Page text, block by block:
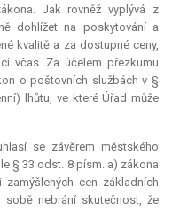
Jak rovněž vyplývá z
dohlížet na poskytování a
kvalitě a za dostupné ceny,
včas. Za účelem přezkumu
o poštovních službách v §
lhůtu, ve které Úřad může
se závěrem městského
§ 33 odst. 8 písm. a) zákona
cen základních
nebrání skutečnost, že